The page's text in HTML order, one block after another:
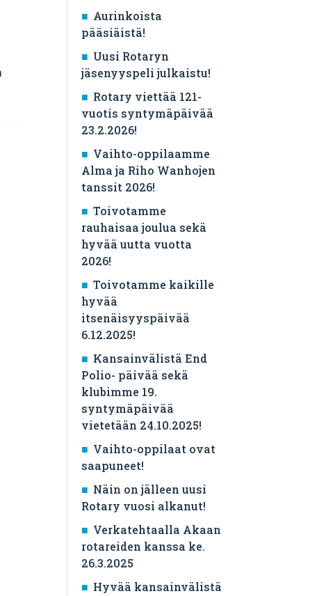
Aurinkoista
pääsiäistä!
Uusi Rotaryn
jäsenyyspeli julkaistu!
Rotary viettää 121-
vuotis syntymäpäivää
23.2.2026!
Vaihto-oppilaamme
Alma ja Riho Wanhojen
tanssit 2026!
Toivotamme
rauhaisaa joulua sekä
hyvää uutta vuotta
2026!
Toivotamme kaikille
hyvää
itsenäisyyspäivää
6.12.2025!
Kansainvälistä End
Polio- päivää sekä
klubimme 19.
syntymäpäivää
vietetään 24.10.2025!
Vaihto-oppilaat ovat
saapuneet!
Näin on jälleen uusi
Rotary vuosi alkanut!
Verkatehtaalla Akaan
rotareiden kanssa ke.
26.3.2025
Hyvää kansainvälistä